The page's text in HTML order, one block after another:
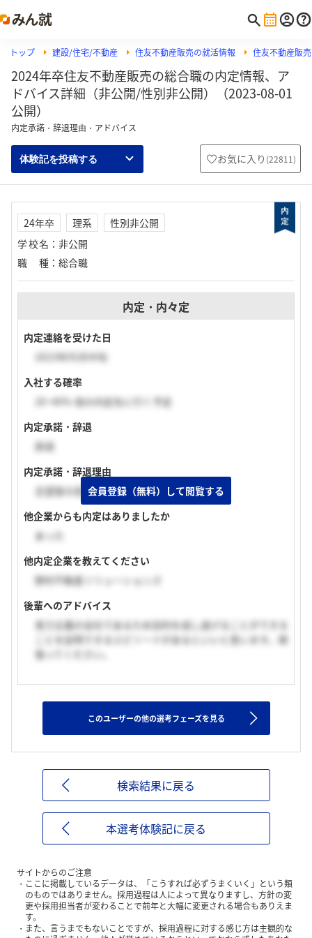
トップ 建設/住宅/不動産 住友不動産販売の就活情報 住友不動産販
2024年卒住友不動産販売の総合職の内定情報、ア
ドバイス詳細（非公開/性別非公開）（2023-08-01
公開）
内定承諾・辞退理由・アドバイス
体験記を投稿する お気に入り (22811)
24年卒 理系
性別非公開
学校名 ： 非公開
職種 ： 総合職
内定・内々定
内定連絡を受けた日
2023年05月中旬
入社する確率
20~40% 他の内定先に行く予定
内定承諾・辞退
辞退
内定承諾・辞退理由
志望度の高い企業から内定をもらえたため。
他企業からも内定はありましたか
あった
他内定企業を教えてください
野村不動産ソリューションズ
後輩へのアドバイス
実力主義の会社であるため目的を成し遂げることができる
ことを証明できるエピソードがあるといいと思います。頑
張ってください。
会員登録（無料）して閲覧する
このユーザーの他の選考フェーズを見る
検索結果に戻る
本選考体験記に戻る
サイトからのご注意
ここに掲載しているデータは、「こうすれば必ずうまくいく」という類
のものではありません。採用過程は人によって異なりますし、方針の変
更や採用担当者が変わることで前年と大幅に変更される場合もありえま
す。
また、言うまでもないことですが、採用過程に対する感じ方は主観的な